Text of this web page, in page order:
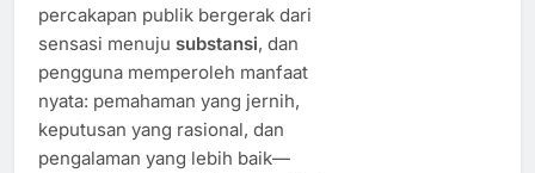
percakapan publik bergerak dari
sensasi menuju substansi, dan
pengguna memperoleh manfaat
nyata: pemahaman yang jernih,
keputusan yang rasional, dan
pengalaman yang lebih baik—